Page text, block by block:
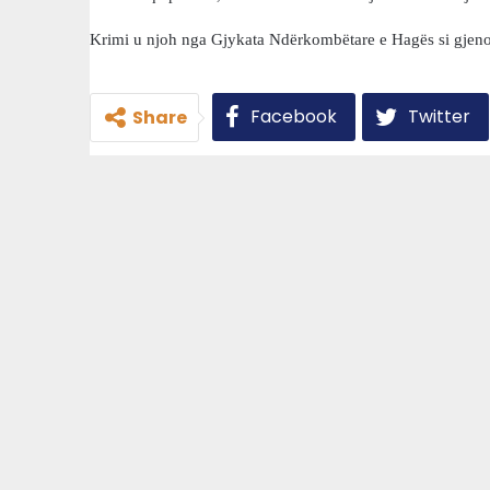
Krimi u njoh nga Gjykata Ndërkombëtare e Hagës si
Share Facebook Twitter